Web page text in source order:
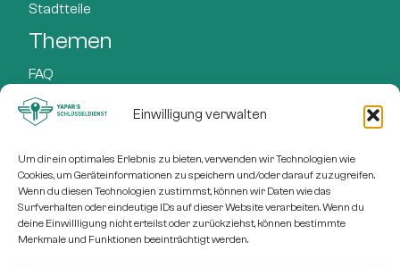
Einwilligung verwalten
Um dir ein optimales Erlebnis zu bieten, verwenden wir Technologien wie
Cookies, um Geräteinformationen zu speichern und/oder darauf zuzugreifen.
Wenn du diesen Technologien zustimmst, können wir Daten wie das
Surfverhalten oder eindeutige IDs auf dieser Website verarbeiten. Wenn du
deine Einwillligung nicht erteilst oder zurückziehst, können bestimmte
Merkmale und Funktionen beeinträchtigt werden.
Stadtteile
Themen
FAQ
Preise
Blog
Adresse
Freytagstr. 1